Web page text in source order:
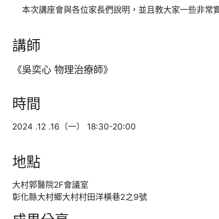
本次講座會與各位家長們說明，並且教大家一些非常
講師
《吳奕心 物理治療師》
時間
2024 .12 .16（一） 18:30-20:00
地點
大村郭醫院2F會議室
彰化縣大村鄉大村村田洋橫巷2之9號